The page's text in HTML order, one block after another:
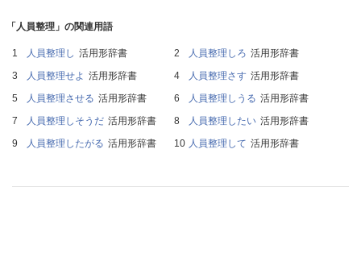
「人員整理」の関連用語
人員整理し 活用形辞書 人員整理しろ 活用形辞書
人員整理せよ 活用形辞書 人員整理さす 活用形辞書
人員整理させる 活用形辞書 人員整理しうる 活用形辞書
人員整理しそうだ 活用形辞書 人員整理したい 活用形辞書
人員整理したがる 活用形辞書 人員整理して 活用形辞書